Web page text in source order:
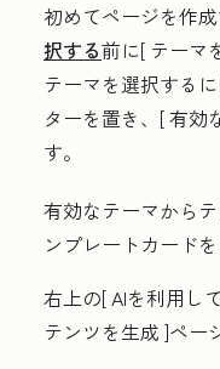
初めてページを作成
択する前に[ テーマ
テーマを選択するに
ターを置き、[有効
す。
有効なテーマから
ンプレートカード
右上の[AIを利用し
テンツを生成 ]ペー